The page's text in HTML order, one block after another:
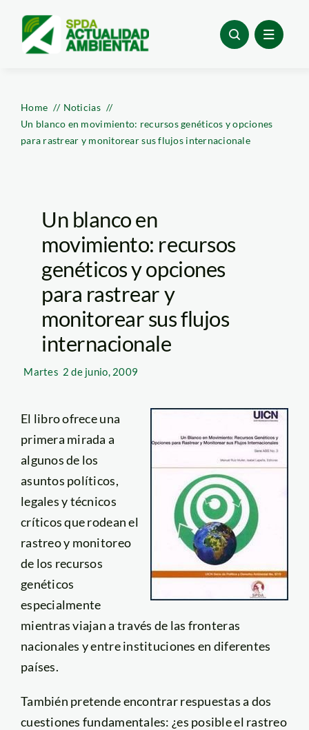
content
Home
Noticias
Un blanco en movimiento: recursos genéticos y opciones
para rastrear y monitorear sus flujos internacionale
Un blanco en
movimiento: recursos
genéticos y opciones
para rastrear y
monitorear sus flujos
internacionale
Martes 2 de junio, 2009
El libro ofrece una
primera mirada a
algunos de los
asuntos políticos,
legales y técnicos
críticos que rodean el
rastreo y monitoreo
de los recursos
genéticos
especialmente
mientras viajan a través de las fronteras
nacionales y entre instituciones en diferentes
países.
También pretende encontrar respuestas a dos
cuestiones fundamentales: ¿es posible el rastreo